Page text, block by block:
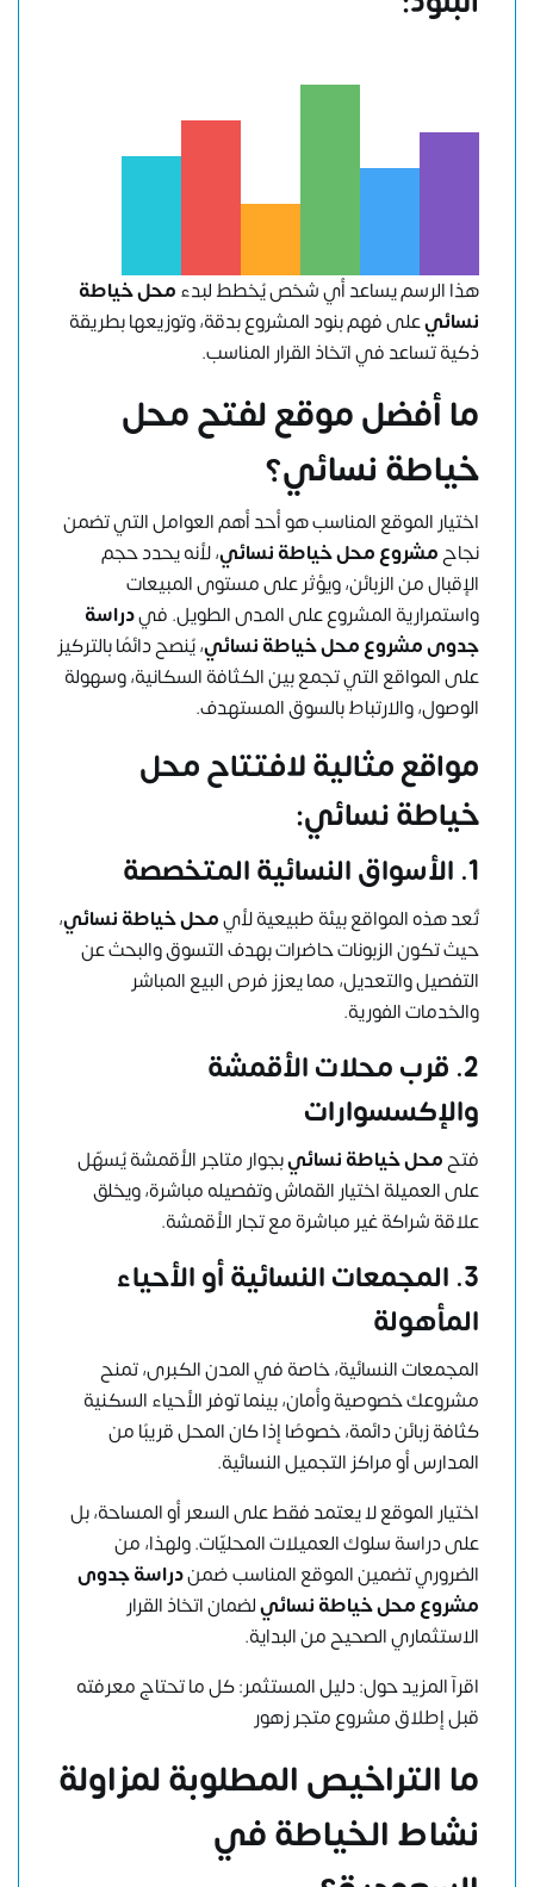
هذا الرسم يساعد أي شخص يُخطط لبدءمحل خياطة
نسائيعلى فهم بنود المشروع بدقة، وتوزيعها بطريقة
ذكية تساعد في اتخاذ القرار المناسب.
ما أفضل موقع لفتح محل
خياطة نسائي؟
اختيار الموقع المناسب هو أحد أهم العوامل التي تضمن
نجاحمشروع محل خياطة نسائي، لأنه يحدد حجم
الإقبال من الزبائن، ويؤثر على مستوى المبيعات
واستمرارية المشروع على المدى الطويل. فيدراسة
جدوى مشروع محل خياطة نسائي، يُنصح دائمًا بالتركيز
على المواقع التي تجمع بين الكثافة السكانية، وسهولة
الوصول، والارتباط بالسوق المستهدف.
مواقع مثالية لافتتاح محل
خياطة نسائي:
1. الأسواق النسائية المتخصصة
تُعد هذه المواقع بيئة طبيعية لأيمحل خياطة نسائي،
حيث تكون الزبونات حاضرات بهدف التسوق والبحث عن
التفصيل والتعديل، مما يعزز فرص البيع المباشر
والخدمات الفورية.
2. قرب محلات الأقمشة
والإكسسوارات
فتحمحل خياطةنسائيبجوار متاجر الأقمشة يُسهّل
على العميلة اختيار القماش وتفصيله مباشرة، ويخلق
علاقة شراكة غير مباشرة مع تجار الأقمشة.
3. المجمعات النسائية أو الأحياء
المأهولة
المجمعات النسائية، خاصة في المدن الكبرى، تمنح
مشروعك خصوصية وأمان، بينما توفر الأحياء السكنية
كثافة زبائن دائمة، خصوصًا إذا كان المحل قريبًا من
المدارس أو مراكز التجميل النسائية.
اختيار الموقع لا يعتمد فقط على السعر أو المساحة، بل
على دراسة سلوك العميلات المحليّات. ولهذا، من
الضروري تضمين الموقع المناسب ضمندراسة جدوى
مشروع محل خياطة نسائيلضمان اتخاذ القرار
الاستثماري الصحيح من البداية.
اقرآ المزيد حول:دليل المستثمر: كل ما تحتاج معرفته
قبل إطلاق مشروع متجر زهور
ما التراخيص المطلوبة لمزاولة
نشاط الخياطة في